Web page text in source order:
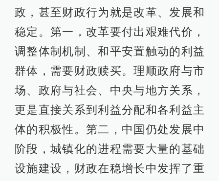
政，甚至财政行为就是改革、发展和
稳定。第一，改革要付出艰难代价，
调整体制机制、和平安置触动的利益
群体，需要财政赎买。理顺政府与市
场、政府与社会、中央与地方关系，
更是直接关系到利益分配和各利益主
体的积极性。第二，中国仍处发展中
阶段，城镇化的进程需要大量的基础
设施建设，财政在稳增长中发挥了重